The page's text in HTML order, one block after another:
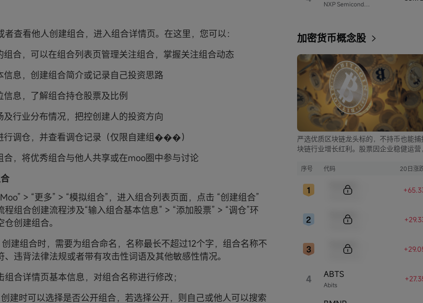
者查看他人创建组合，进入组合详情页。在这里，您可以：
组合，可以在组合列表页管理关注组合，掌握关注组合动态
信息，创建组合简介或记录自己投资思路
信息，了解组合持仓股票及比例
及行业分布情况，把控创建人的投资方向
行调仓，并查看调仓记录（仅限自建组���）
合，将优秀组合与他人共享或在moo圈中参与讨论
> “更多” > “模拟组合”，进入组合列表页面，点击 “创建组合”
程组合创建流程涉及“输入组合基本信息” > “添加股票” > “调仓”环
创建组合。
建组合时，需要为组合命名，名称最长不超过12个字，组合名称不
、违背法律法规或者带有攻击性词语及其他敏感性情况。
组合详情页基本信息，对组合名称进行修改；
建时可以选择是否公开组合，若选择公开，则自己或他人可以搜索
加密货币概念股
严选优质区块链龙头标的，不持币也能捕
块链行业增长红利。股票因企业稳健运营
资兼具安全与收益。
序号 代码 20日涨
4 Abits
ABTS